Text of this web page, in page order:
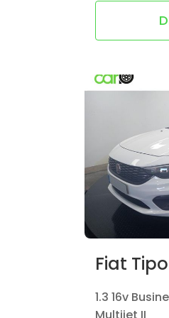
Fiat Tipo
1.3 16v